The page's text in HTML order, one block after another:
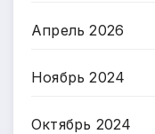
Апрель 2026
Ноябрь 2024
Октябрь 2024